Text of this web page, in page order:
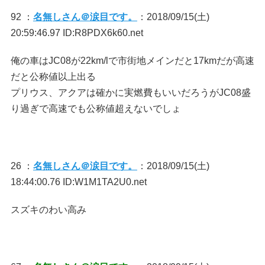
92 ： 名無しさん＠涙目です。
：2018/09/15(土)
20:59:46.97 ID:R8PDX6k60.net
俺の車はJC08が22km/lで市街地メインだと17kmだが高速
だと公称値以上出る
プリウス、アクアは確かに実燃費もいいだろうがJC08盛
り過ぎで高速でも公称値超えないでしょ
26 ： 名無しさん＠涙目です。
：2018/09/15(土)
18:44:00.76 ID:W1M1TA2U0.net
スズキのわい高み